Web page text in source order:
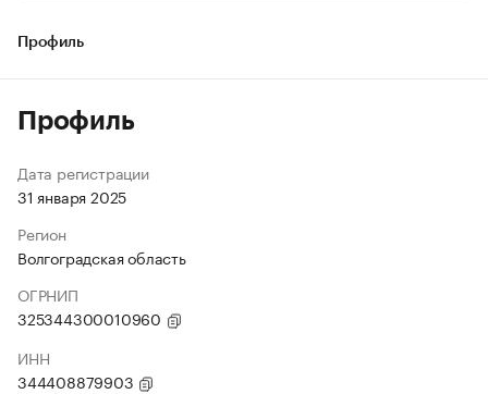
Профиль
Профиль
Дата регистрации
31 января 2025
Регион
Волгоградская область
ОГРНИП
325344300010960
ИНН
344408879903